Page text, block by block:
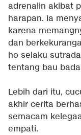
adrenalin akibat
harapan. Ia
karena
dan
ho selaku
tentang bau
Lebih dari itu,
akhir cerita
semacam
empati.